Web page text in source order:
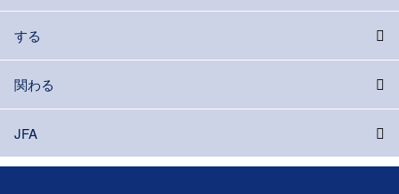
する
関わる
JFA